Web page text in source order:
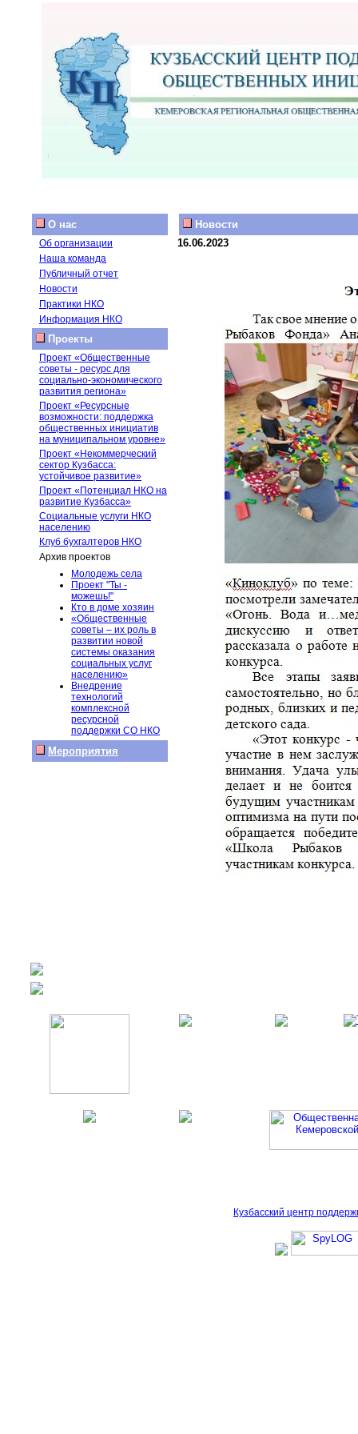
О нас
Об организации
Наша команда
Публичный отчет
Новости
Практики НКО
Информация НКО
Проекты
Проект «Общественные
советы - ресурс для
социально-экономического
развития региона»
Проект «Ресурсные
возможности: поддержка
общественных инициатив
на муниципальном уровне»
Проект «Некоммерческий
сектор Кузбасса:
устойчивое развитие»
Проект «Потенциал НКО на
развитие Кузбасса»
Социальные услуги НКО
населению
Клуб бухгалтеров НКО
Архив проектов
Молодежь села
Проект "Ты -
можешь!"
Кто в доме хозяин
«Общественные
советы – их роль в
развитии новой
системы оказания
социальных услуг
населению»
Внедрение
технологий
комплексной
ресурсной
поддержки СО НКО
Мероприятия
Новости
16.06.2023
Кузбасский центр